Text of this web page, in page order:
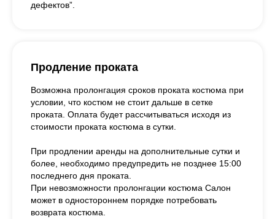
дефектов”.
Продление проката
Возможна пролонгация сроков проката костюма при
условии, что костюм не стоит дальше в сетке
проката. Оплата будет рассчитываться исходя из
стоимости проката костюма в сутки.
При продлении аренды на дополнительные сутки и
более, необходимо предупредить не позднее 15:00
последнего дня проката.
При невозможности пролонгации костюма Салон
может в одностороннем порядке потребовать
возврата костюма.